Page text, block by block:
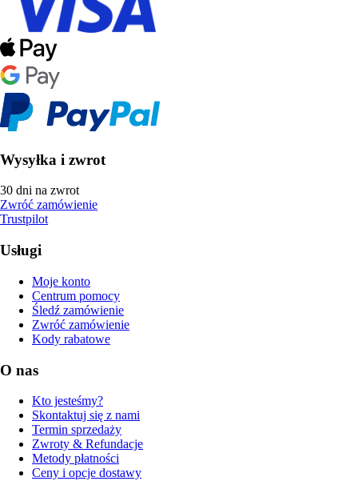
Wysyłka i zwrot
30 dni na zwrot
Zwróć zamówienie
Trustpilot
Usługi
Moje konto
Centrum pomocy
Śledź zamówienie
Zwróć zamówienie
Kody rabatowe
O nas
Kto jesteśmy?
Skontaktuj się z nami
Termin sprzedaży
Zwroty & Refundacje
Metody płatności
Ceny i opcje dostawy